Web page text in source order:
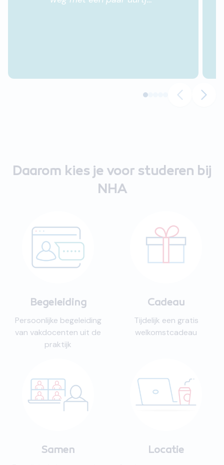
Daarom kies je voor studeren bij
NHA
Begeleiding
Persoonlijke begeleiding
van vakdocenten uit de
praktijk
Cadeau
Tijdelijk een gratis
welkomstcadeau
Samen Locatie